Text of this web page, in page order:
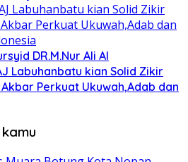
DR.M.Nur Ali Al
Labuhanbatu kian Solid Zikir
Perkuat Ukuwah,Adab dan